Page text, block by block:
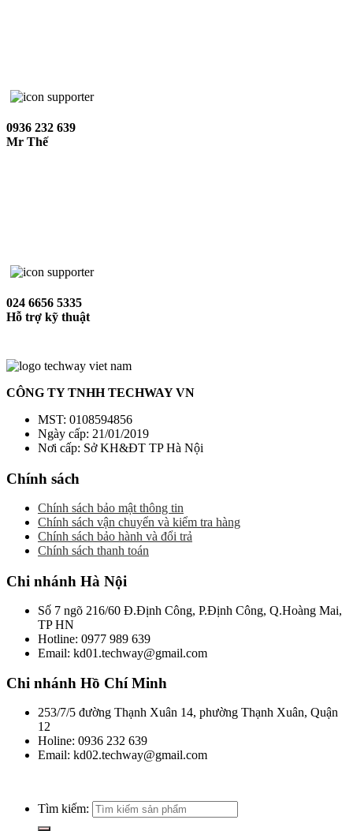
0936 232 639
Mr Thế
024 6656 5335
Hỗ trợ kỹ thuật
CÔNG TY TNHH TECHWAY VN
MST: 0108594856
Ngày cấp: 21/01/2019
Nơi cấp: Sở KH&ĐT TP Hà Nội
Chính sách
Chính sách bảo mật thông tin
Chính sách vận chuyển và kiểm tra hàng
Chính sách bảo hành và đổi trả
Chính sách thanh toán
Chi nhánh Hà Nội
Số 7 ngõ 216/60 Đ.Định Công, P.Định Công, Q.Hoàng Mai,
TP HN
Hotline: 0977 989 639
Email: kd01.techway@gmail.com
Chi nhánh Hồ Chí Minh
253/7/5 đường Thạnh Xuân 14, phường Thạnh Xuân, Quận
12
Holine: 0936 232 639
Email: kd02.techway@gmail.com
Tìm kiếm: